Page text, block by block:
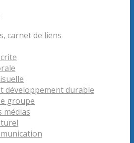
carnet de liens
développement durable
groupe
médias